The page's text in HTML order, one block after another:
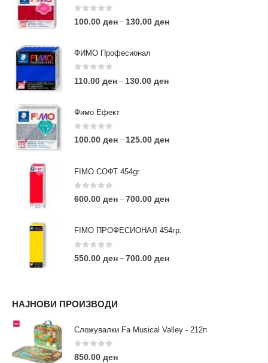
0 out of 5
100.00 ден – 130.00 ден
ФИМО Професионал
0 out of 5
110.00 ден – 130.00 ден
Фимо Ефект
0 out of 5
100.00 ден – 125.00 ден
FIMO СОФТ 454gr.
0out of 5
600.00 ден – 700.00 ден
FIMO ПРОФЕСИОНАЛ 454гр.
0out of 5
550.00 ден – 700.00 ден
НАЈНОВИ ПРОИЗВОДИ
Сложувалки Fa Musical Valley - 212п
0out of 5
850.00 ден
ул. 3та Македонска Бригада бр.46
ТЕЛЕФОН:
0038977640534